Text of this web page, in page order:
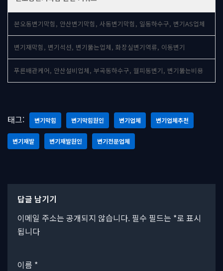
본오동변기막힘, 안산변기막힘, 사동변기막힘, 일동하수구, 변기AS업체
변기재막힘, 변기석션, 변기뚫는업체, 화장실변기역류, 이동변기
푸른배관케어, 안산설비업체, 부곡동하수구, 월피동변기, 변기뚫는비용
태그: 변기막힘 변기막힘원인 변기업체 변기업체추천
변기재발 변기재발원인 변기전문업체
답글 남기기
이메일 주소는 공개되지 않습니다. 필수 필드는 *로 표시
됩니다
이름 *